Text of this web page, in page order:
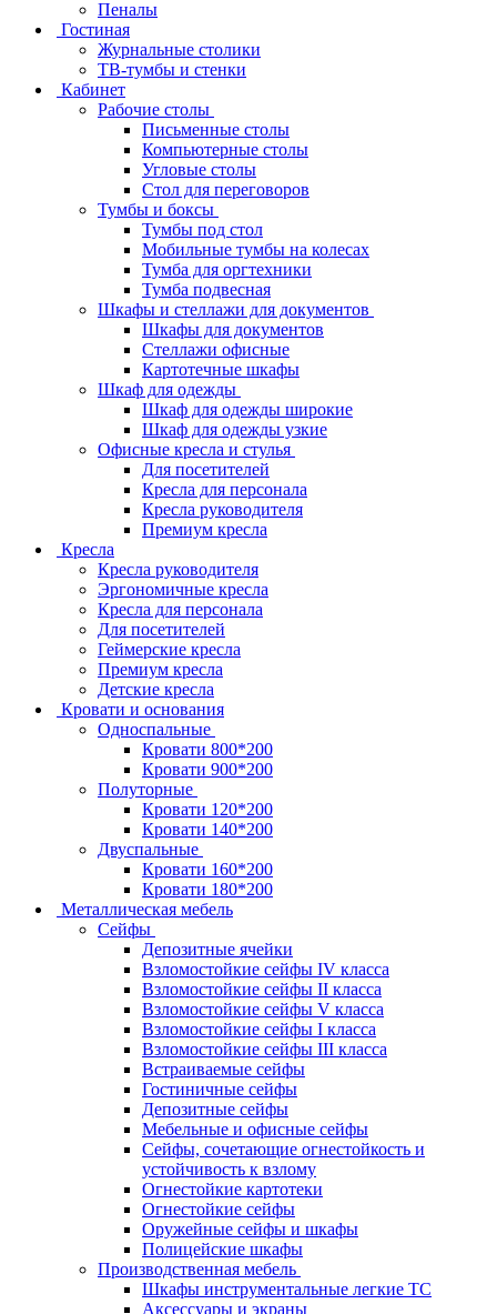
Пеналы
Гостиная
Журнальные столики
ТВ‑тумбы и стенки
Кабинет
Рабочие столы
Письменные столы
Компьютерные столы
Угловые столы
Стол для переговоров
Тумбы и боксы
Тумбы под стол
Мобильные тумбы на колесах
Тумба для оргтехники
Тумба подвесная
Шкафы и стеллажи для документов
Шкафы для документов
Стеллажи офисные
Картотечные шкафы
Шкаф для одежды
Шкаф для одежды широкие
Шкаф для одежды узкие
Офисные кресла и стулья
Для посетителей
Кресла для персонала
Кресла руководителя
Премиум кресла
Кресла
Кресла руководителя
Эргономичные кресла
Кресла для персонала
Для посетителей
Геймерские кресла
Премиум кресла
Детские кресла
Кровати и основания
Односпальные
Кровати 800*200
Кровати 900*200
Полуторные
Кровати 120*200
Кровати 140*200
Двуспальные
Кровати 160*200
Кровати 180*200
Металлическая мебель
Сейфы
Депозитные ячейки
Взломостойкие сейфы IV класса
Взломостойкие сейфы II класса
Взломостойкие сейфы V класса
Взломостойкие сейфы I класса
Взломостойкие сейфы III класса
Встраиваемые сейфы
Гостиничные сейфы
Депозитные сейфы
Мебельные и офисные сейфы
Сейфы, сочетающие огнестойкость и
устойчивость к взлому
Огнестойкие картотеки
Огнестойкие сейфы
Оружейные сейфы и шкафы
Полицейские шкафы
Производственная мебель
Шкафы инструментальные легкие ТС
Аксессуары и экраны